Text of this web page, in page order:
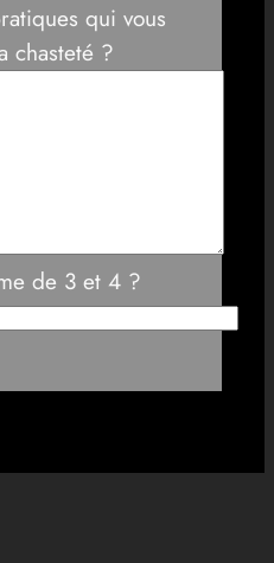
qui vous
chasteté ?
de 3 et 4 ?